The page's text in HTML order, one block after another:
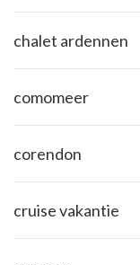
chalet ardennen
comomeer
corendon
cruise vakantie